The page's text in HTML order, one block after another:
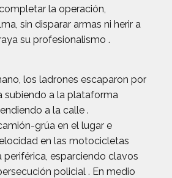
la operación,
sin disparar armas ni herir a
su profesionalismo .
los ladrones escaparon por
subiendo a la plataforma
a la calle .
grúa en el lugar e
en las motocicletas
periférica, esparciendo clavos
policial . En medio